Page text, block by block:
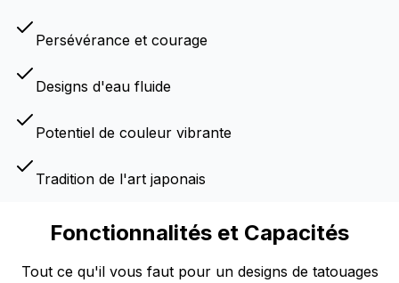
Persévérance et courage
Designs d'eau fluide
Potentiel de couleur vibrante
Tradition de l'art japonais
Fonctionnalités et Capacités
Tout ce qu'il vous faut pour un designs de tatouages